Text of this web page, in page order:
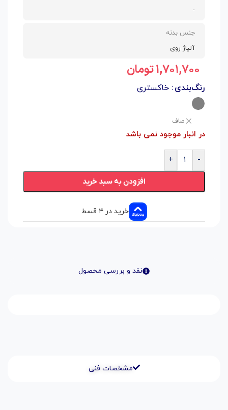
-
جنس بدنه
آلیاژ روی
۱,۷۰۱,۷۰۰تومان
رنگ‌بندی خاکستری
صاف
در انبار موجود نمی باشد
-
+
افزودن به سبد خرید
خرید در ۴ قسط
نقد و بررسی محصول
مشخصات فنی